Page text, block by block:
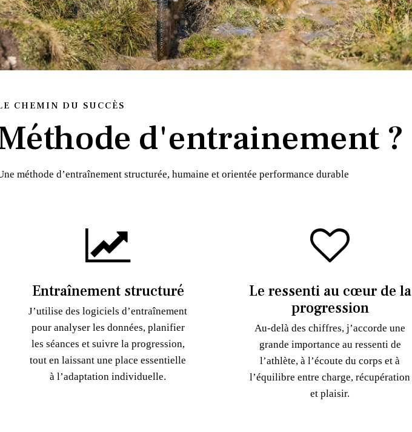
CHEMIN DU SUCCÈS
d'entrainement ?
méthode d’entraînement structurée, humaine et orientée performance durable
Entraînement structuré
J’utilise des logiciels d’entraînement
pour analyser les données, planifier
les séances et suivre la progression,
tout en laissant une place essentielle
à l’adaptation individuelle.
Le ressenti au cœur de la
progression
Au-delà des chiffres, j’accorde une
grande importance au ressenti de
l’athlète, à l’écoute du corps et à
l’équilibre entre charge, récupération
et plaisir.